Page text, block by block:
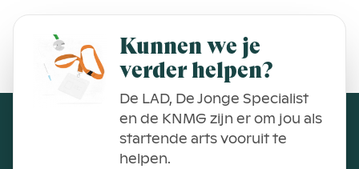
Kunnen we je
verder helpen?
De LAD, De Jonge Specialist
en de KNMG zijn er om jou als
startende arts vooruit te
helpen.